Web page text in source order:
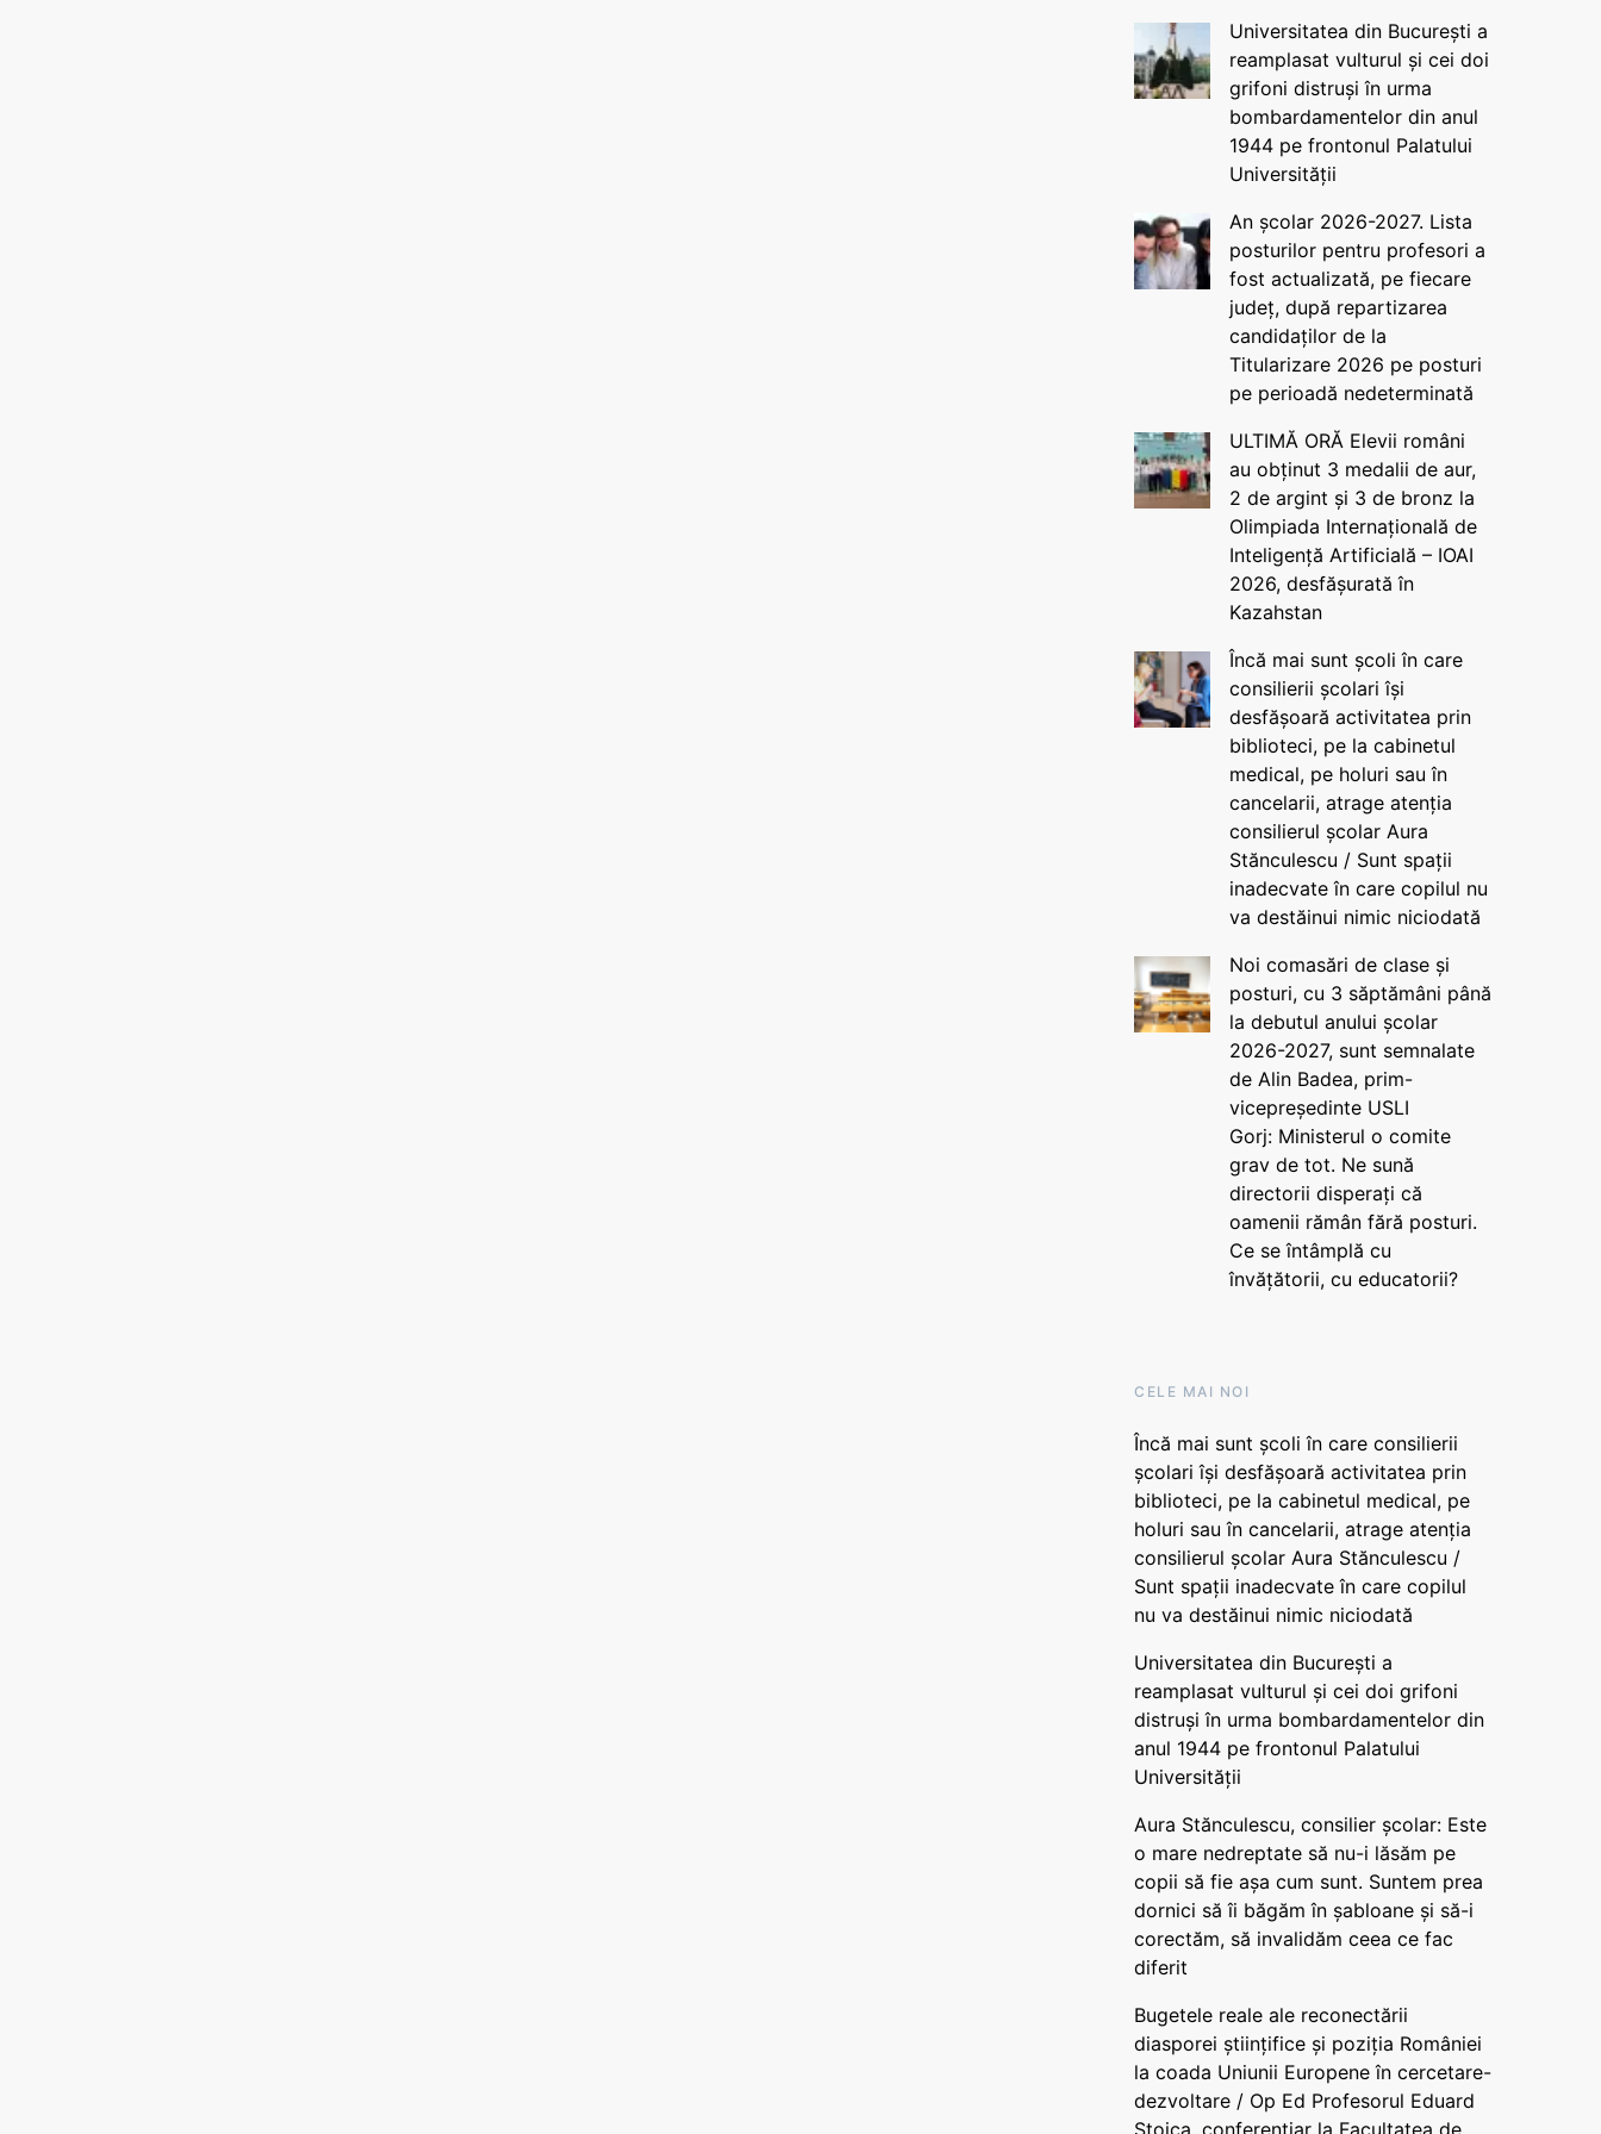
Universitatea din București a
reamplasat vulturul și cei doi
grifoni distruși în urma
bombardamentelor din anul
1944 pe frontonul Palatului
Universității
An școlar 2026-2027. Lista
posturilor pentru profesori a
fost actualizată, pe fiecare
județ, după repartizarea
candidaților de la
Titularizare 2026 pe posturi
pe perioadă nedeterminată
ULTIMĂ ORĂ Elevii români
au obținut 3 medalii de aur,
2 de argint și 3 de bronz la
Olimpiada Internațională de
Inteligență Artificială – IOAI
2026, desfășurată în
Kazahstan
Încă mai sunt școli în care
consilierii școlari își
desfășoară activitatea prin
biblioteci, pe la cabinetul
medical, pe holuri sau în
cancelarii, atrage atenția
consilierul școlar Aura
Stănculescu / Sunt spații
inadecvate în care copilul nu
va destăinui nimic niciodată
Noi comasări de clase și
posturi, cu 3 săptămâni până
la debutul anului școlar
2026-2027, sunt semnalate
de Alin Badea, prim-
vicepreședinte USLI
Gorj: Ministerul o comite
grav de tot. Ne sună
directorii disperați că
oamenii rămân fără posturi.
Ce se întâmplă cu
învățătorii, cu educatorii?
CELE MAI NOI
Încă mai sunt școli în care consilierii
școlari își desfășoară activitatea prin
biblioteci, pe la cabinetul medical, pe
holuri sau în cancelarii, atrage atenția
consilierul școlar Aura Stănculescu /
Sunt spații inadecvate în care copilul
nu va destăinui nimic niciodată
Universitatea din București a
reamplasat vulturul și cei doi grifoni
distruși în urma bombardamentelor din
anul 1944 pe frontonul Palatului
Universității
Aura Stănculescu, consilier școlar: Este
o mare nedreptate să nu-i lăsăm pe
copii să fie așa cum sunt. Suntem prea
dornici să îi băgăm în șabloane și să-i
corectăm, să invalidăm ceea ce fac
diferit
Bugetele reale ale reconectării
diasporei științifice și poziția României
la coada Uniunii Europene în cercetare-
dezvoltare / Op Ed Profesorul Eduard
Stoica, conferențiar la Facultatea de